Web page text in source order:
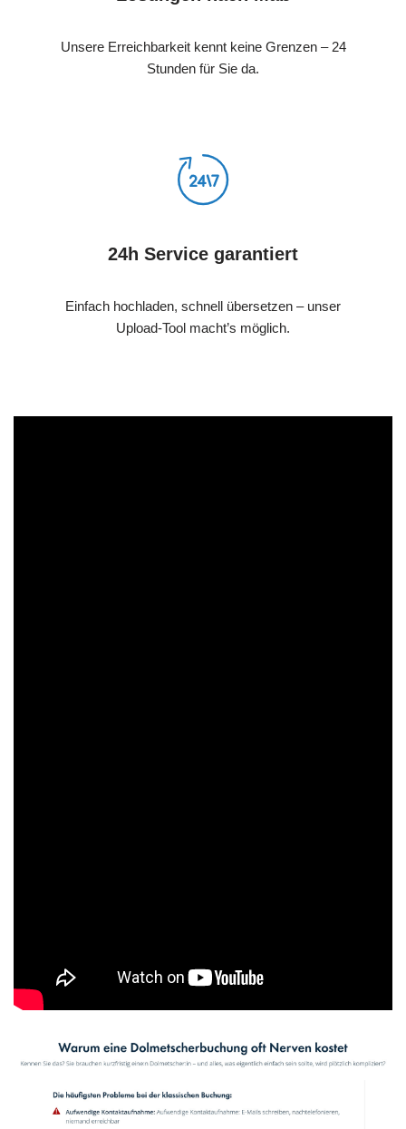
Unsere Erreichbarkeit kennt keine Grenzen – 24
Stunden für Sie da.
24h Service garantiert
Einfach hochladen, schnell übersetzen – unser
Upload-Tool macht’s möglich.